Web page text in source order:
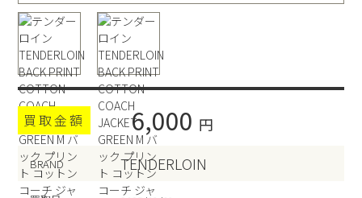
買取金額 6,000 円
BRAND TENDERLOIN